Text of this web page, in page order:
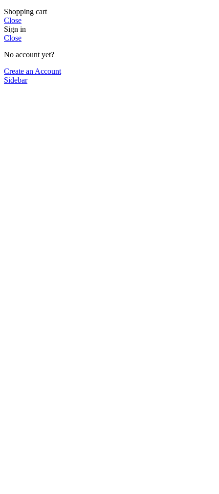
Shopping cart
Close
Sign in
Close
No account yet?
Create an Account
Sidebar